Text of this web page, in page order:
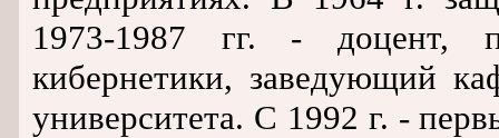
1973-1987 гг. - доцент,
кибернетики, заведующий
университета. С 1992 г. -